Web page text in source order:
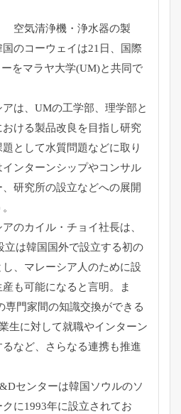
空気清浄機・浄水器の製
のコーウェイは21日、国際
をマラヤ大学(UM)と共同で
は、UMの工学部、理学部と
おける製品改良を目指し研究
題として水質問題などに取り
ンターンシップやコンサル
研究所の設立などへの展開
のカイル・チョイ社長は、
立は韓国国外で設立する初の
、 マレーシア人のために設
も可能になると言明。ま
専門家間の知識交換ができる
生に対して就職やインターン
るなど、さらなる連携も推進
Dセンターは韓国ソウルのソ
に1993年に設立されてお